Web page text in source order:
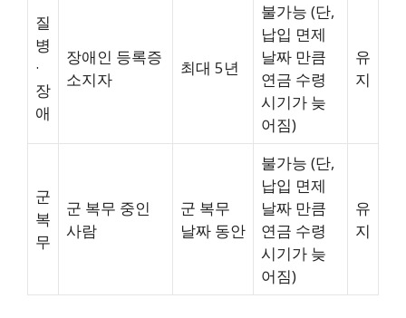
질
병
·
장
애
장애인 등록증
소지자
최대 5년
불가능 (단,
납입 면제
날짜 만큼
연금 수령
시기가 늦
어짐)
유
지
군
복
무
군 복무 중인
사람
군 복무
날짜 동안
불가능 (단,
납입 면제
날짜 만큼
연금 수령
시기가 늦
어짐)
유
지